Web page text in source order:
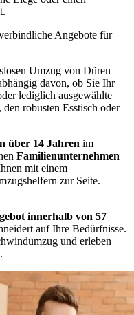
Angebote für
Umzug von Düren
davon, ob Sie Ihr
lediglich ausgewählte
robusten Esstisch oder
über 14 Jahren im
Familienunternehmen
mit einem
zur Seite.
innerhalb von 57
auf Ihre Bedürfnisse.
und erleben